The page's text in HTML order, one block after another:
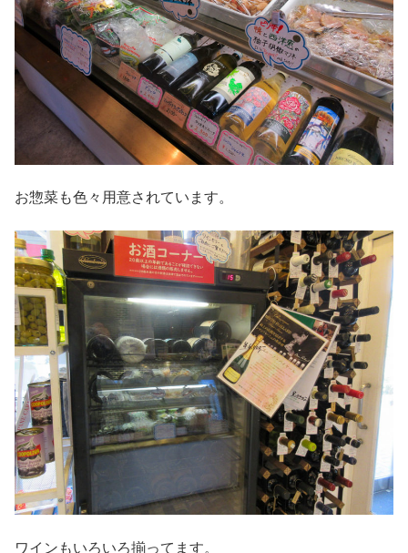
お惣菜も色々用意されています。
ワインもいろいろ揃ってます。